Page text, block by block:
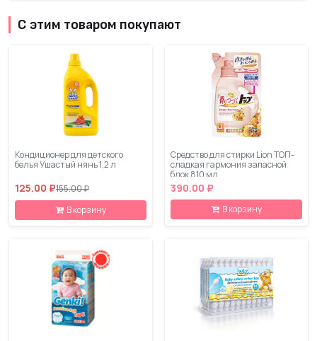
С этим товаром покупают
Кондиционер для детского
белья Ушастый нянь 1,2 л
125.00 ₽155.00 ₽
В корзину
Средство для стирки Lion ТОП-
сладкая гармония запасной
блок 810 мл
390.00 ₽
В корзину